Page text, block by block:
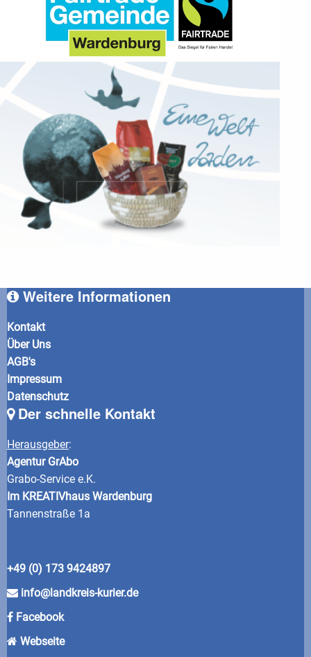
Weitere Informationen
Kontakt
Über Uns
AGB's
Impressum
Datenschutz
Der schnelle Kontakt
Herausgeber:
Agentur GrAbo
Grabo-Service e.K.
Im KREATIVhaus Wardenburg
Tannenstraße 1a
+49 (0) 173 9424897
info@landkreis-kurier.de
Facebook
Webseite